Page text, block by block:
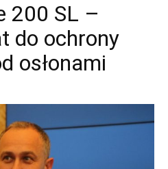
200 SL –
do ochrony
osłonami